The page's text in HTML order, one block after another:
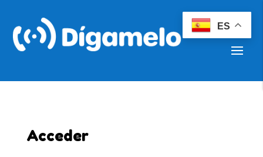
Acceder
ES